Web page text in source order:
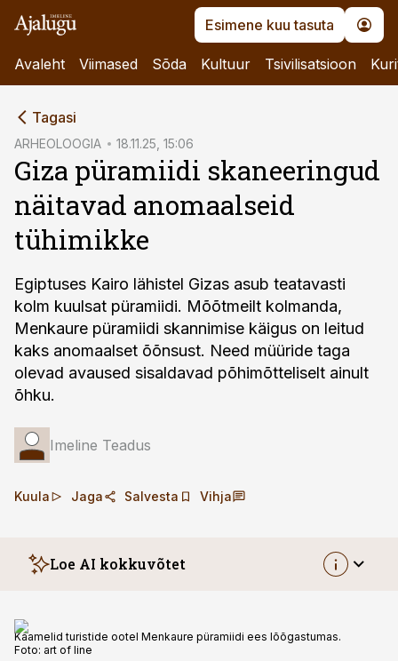
Esimene kuu tasuta
Avaleht Viimased Sõda Kultuur Tsivilisatsioon
Tagasi
ARHEOLOOGIA 18.11.25, 15:06
Giza püramiidi skaneeringud
näitavad anomaalseid
tühimikke
Egiptuses Kairo lähistel Gizas asub teatavasti
kolm kuulsat püramiidi. Mõõtmeilt kolmanda,
Menkaure püramiidi skannimise käigus on leitud
kaks anomaalset õõnsust. Need müüride taga
olevad avaused sisaldavad põhimõtteliselt ainult
õhku.
Imeline Teadus
Kuula Jaga Salvesta Vihja
Loe AI kokkuvõtet
Giza püramiide uurides avastasid teadlased
Menkaure püramiidi skaneerimise käigus kaks
Kaamelid turistide ootel Menkaure püramiidi ees lõõgastumas.
Foto: art of line